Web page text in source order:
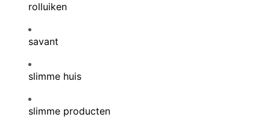
rolluiken
savant
slimme huis
slimme producten